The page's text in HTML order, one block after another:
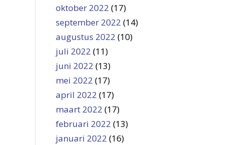
oktober 2022 (17)
september 2022 (14)
augustus 2022 (10)
juli 2022 (11)
juni 2022 (13)
mei 2022 (17)
april 2022 (17)
maart 2022 (17)
februari 2022 (13)
januari 2022 (16)